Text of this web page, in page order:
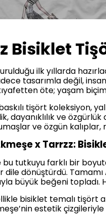
Bisiklet
ilk yıllarda
tasarımla değil,
öte; yaşam
tişört koleksiyon,
dayanıklılık ve
ve özgün kalıplar,
x Tarrzz:
bu tutkuyu farklı bir
dile dönüştürdü.
büyük beğeni
bisiklet temalı tişört
estetik çizgileriyle